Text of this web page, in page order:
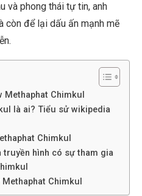
và phong thái tự tin, anh
còn để lại dấu ấn mạnh mẽ
Methaphat Chimkul
là ai? Tiểu sử wikipedia
Chimkul
truyền hình có sự tham gia
Methaphat Chimkul